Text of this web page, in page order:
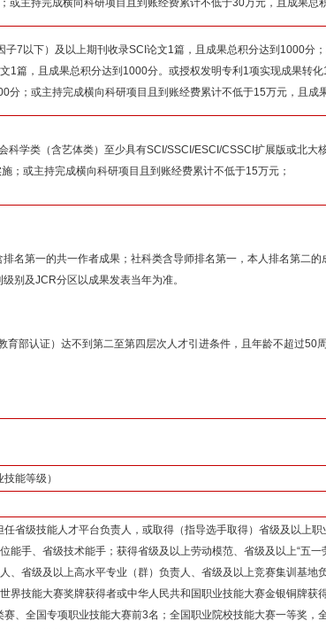
或主持完成横向科研项目且到账经费累计不低于30万元，且成果总
子7以下）及以上期刊收录SCI论文1篇，且成果总积分达到1000分
1篇，且成果总积分达到1000分。或授权发明专利1项实现成果转
分；或主持完成横向科研项目且到账经费累计不低于15万元，且成
科学类（含艺体类）至少具有SCI/SSCI/ESCI/CSSCI扩展版或北
；或主持完成横向科研项目且到账经费累计不低于15万元；
名第一的共一作者成果；社科类含导师排名第一，本人排名第二的
别及JCR分区以成果发表当年为准。
部认证）达不到第二至第四层次人才引进条件，且年龄不超过50
能等级）
省级技能人才平台负责人，或取得（指导选手取得）省级及以上职
能手、省级技术能手；获得省级及以上劳动模范、省级及以上“五
、省级及以上高水平专业（群）负责人、省级及以上竞赛集训基地负
界技能大赛奖牌获得者或中华人民共和国职业技能大赛金银铜牌
、全国专项职业技能大赛前3名；全国职业院校技能大赛一等奖